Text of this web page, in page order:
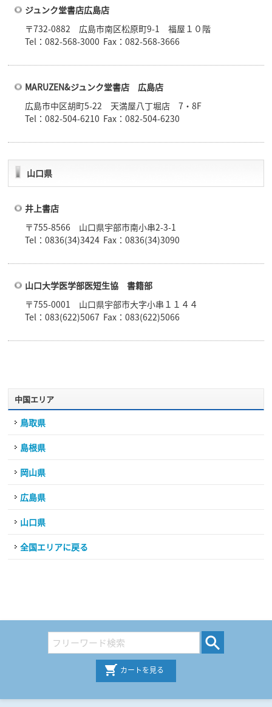
ジュンク堂書店広島店
〒732-0882 広島市南区松原町9-1 福屋１０階
Tel：082-568-3000 Fax：082-568-3666
MARUZEN&ジュンク堂書店 広島店
広島市中区胡町5-22 天満屋八丁堀店 7・8F
Tel：082-504-6210 Fax：082-504-6230
山口県
井上書店
〒755-8566 山口県宇部市南小串2-3-1
Tel：0836(34)3424 Fax：0836(34)3090
山口大学医学部医短生協 書籍部
〒755-0001 山口県宇部市大字小串１１４４
Tel：083(622)5067 Fax：083(622)5066
中国エリア
鳥取県
島根県
岡山県
広島県
山口県
全国エリアに戻る
カートを見る